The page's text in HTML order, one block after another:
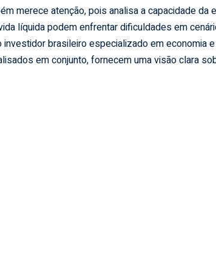
merece atenção, pois analisa a capacidade da
líquida podem enfrentar dificuldades em
brasileiro especializado em economia
em conjunto, fornecem uma visão clara